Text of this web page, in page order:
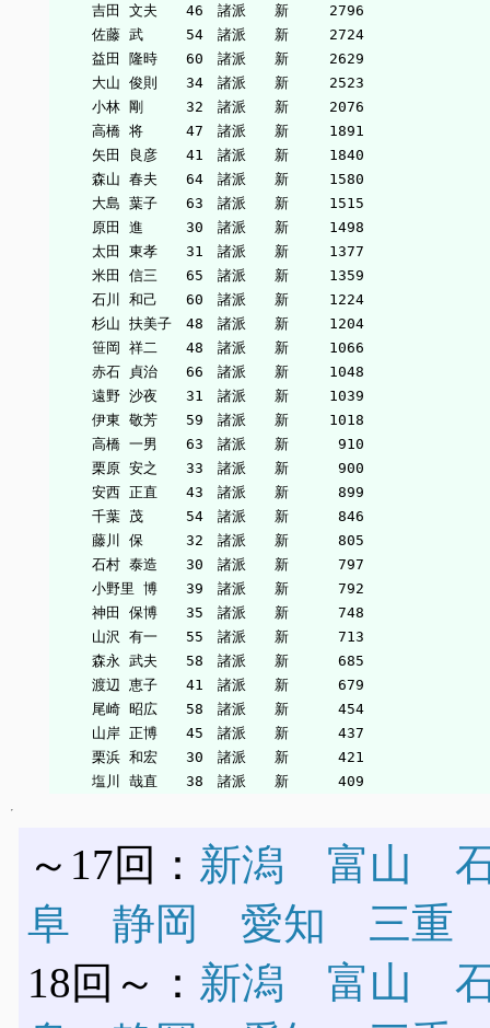
吉田 文夫　　46　諸派　　新　   2796
佐藤 武　　　54　諸派　　新　   2724
益田 隆時　　60　諸派　　新　   2629
大山 俊則　　34　諸派　　新　   2523
小林 剛　　　32　諸派　　新　   2076
高橋 将　　　47　諸派　　新　   1891
矢田 良彦　　41　諸派　　新　   1840
森山 春夫　　64　諸派　　新　   1580
大島 葉子　　63　諸派　　新　   1515
原田 進　　　30　諸派　　新　   1498
太田 東孝　　31　諸派　　新　   1377
米田 信三　　65　諸派　　新　   1359
石川 和己　　60　諸派　　新　   1224
杉山 扶美子　48　諸派　　新　   1204
笹岡 祥二　　48　諸派　　新　   1066
赤石 貞治　　66　諸派　　新　   1048
遠野 沙夜　　31　諸派　　新　   1039
伊東 敬芳　　59　諸派　　新　   1018
高橋 一男　　63　諸派　　新　    910
栗原 安之　　33　諸派　　新　    900
安西 正直　　43　諸派　　新　    899
千葉 茂　　　54　諸派　　新　    846
藤川 保　　　32　諸派　　新　    805
石村 泰造　　30　諸派　　新　    797
小野里 博　　39　諸派　　新　    792
神田 保博　　35　諸派　　新　    748
山沢 有一　　55　諸派　　新　    713
森永 武夫　　58　諸派　　新　    685
渡辺 恵子　　41　諸派　　新　    679
尾崎 昭広　　58　諸派　　新　    454
山岸 正博　　45　諸派　　新　    437
栗浜 和宏　　30　諸派　　新　    421
～17回： 新潟 富山
阜
静岡 愛知
三重
18回～： 新潟 富山